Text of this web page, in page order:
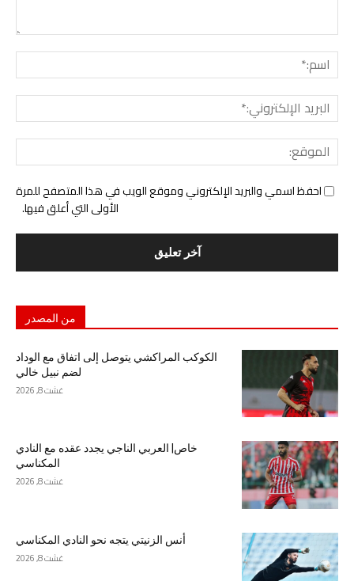
احفظ اسمي والبريد الإلكتروني وموقع الويب في هذا المتصفح للمرة
الأولى التي أعلق فيها.
من المصدر
الكوكب المراكشي يتوصل إلى اتفاق مع الوداد
لضم نبيل خالي
غشت 8, 2026
خاص| العربي الناجي يجدد عقده مع النادي
المكناسي
غشت 8, 2026
أنس الزنيتي يتجه نحو النادي المكناسي
غشت 8, 2026